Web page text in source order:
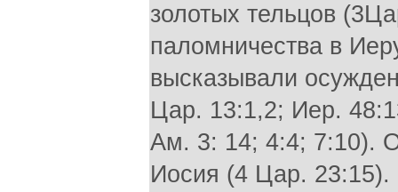
золотых тельцов
паломничества в
высказывали
Цар. 13:1,2; Иер.
Ам. 3: 14; 4:4; 7:10).
Иосия (4 Цар. 23:15).